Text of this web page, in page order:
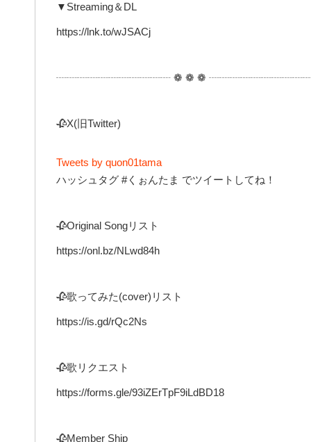
▼Streaming＆DL
https://lnk.to/wJSACj
┈┈┈┈┈┈┈┈┈┈┈ ❁ ❁ ❁
🥀X(旧Twitter)
Tweets by quon01tama
ハッシュタグ #くぉんたま でツイートしてね！
🥀Original Songリスト
https://onl.bz/NLwd84h
🥀歌ってみた(cover)リスト
https://is.gd/rQc2Ns
🥀歌リクエスト
https://forms.gle/93iZErTpF9iLdBD18
🥀Member Ship